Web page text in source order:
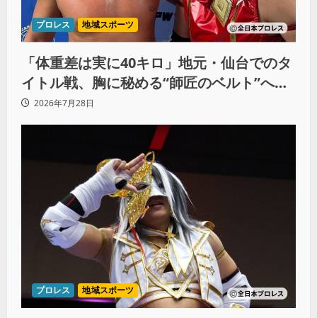
プロレス 地域スポーツ
「体重差は実に40キロ」地元・仙台でのタ
イトル戦、胸に秘める“師匠のベルト”への
想いと同期決戦への決意
2026年7月28日
プロレス 地域スポーツ